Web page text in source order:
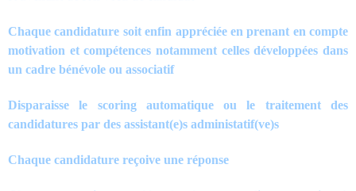
Chaque candidature soit enfin appréciée en prenant en compte
motivation et compétences notamment celles développées dans
un cadre bénévole ou associatif
Disparaisse le scoring automatique ou le traitement des
candidatures par des assistant(e)s administatif(ve)s
Chaque candidature reçoive une réponse